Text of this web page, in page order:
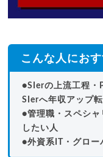
こんな人にお
●SIerの上流工程・
SIerへ年収アップ
●管理職・スペシ
したい人
●外資系IT・グロー